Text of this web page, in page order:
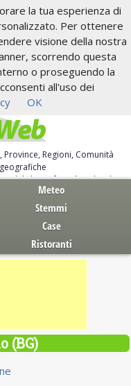
la tua esperienza di
Per ottenere
visione della nostra
scorrendo questa
o proseguendo la
all'uso dei
OK
Regioni, Comunità
leggi, free download
Meteo
Stemmi
Case
Ristoranti
(BG)